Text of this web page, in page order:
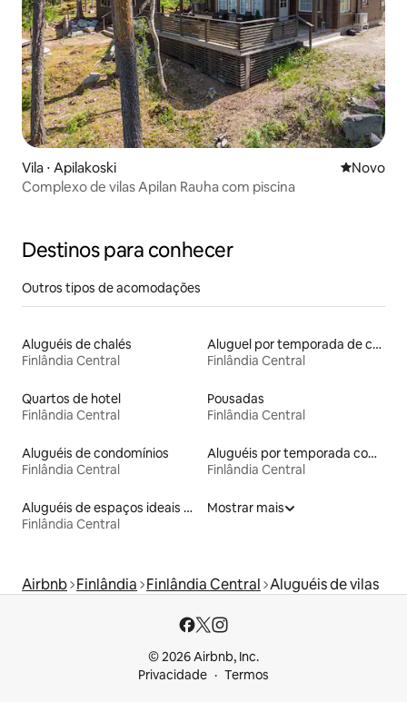
Vila ⋅ Apilakoski Novo
Novo
Complexo de vilas Apilan Rauha com piscina
Destinos para conhecer
Outros tipos de acomodações
Aluguéis de chalés
Finlândia Central
Aluguel por temporada de casas de hóspedes
Finlândia Central
Quartos de hotel
Finlândia Central
Pousadas
Finlândia Central
Aluguéis de condomínios
Finlândia Central
Aluguéis por temporada com acesso ao lago
Finlândia Central
Aluguéis de espaços ideais para famílias
Finlândia Central
Mostrar mais
Airbnb Finlândia Finlândia Central Aluguéis de vilas
© 2026 Airbnb, Inc.
Privacidade
Termos